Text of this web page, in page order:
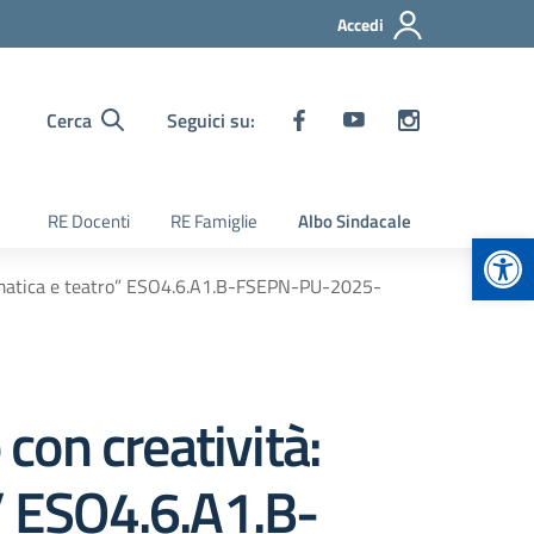
Accedi
Cerca Seguici su:
RE Docenti RE Famiglie Albo Sindacale
e teatro” ESO4.6.A1.B-FSEPN-PU-2025-
creatività: